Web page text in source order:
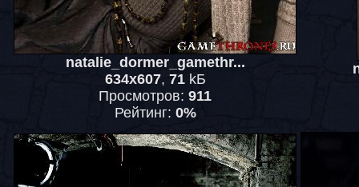
natalie_dormer_gamethr...
634x607, 71kБ
Просмотров: 911
Рейтинг: 0%